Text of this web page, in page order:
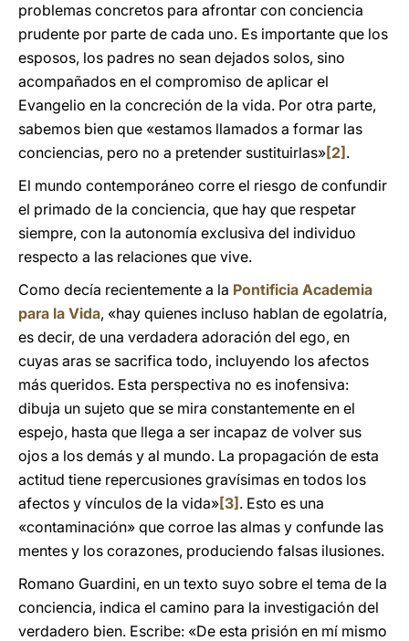
problemas concretos para afrontar con conciencia
prudente por parte de cada uno. Es importante que los
esposos, los padres no sean dejados solos, sino
acompañados en el compromiso de aplicar el
Evangelio en la concreción de la vida. Por otra parte,
sabemos bien que «estamos llamados a formar las
conciencias, pero no a pretender sustituirlas»[2] .
El mundo contemporáneo corre el riesgo de confundir
el primado de la conciencia, que hay que respetar
siempre, con la autonomía exclusiva del individuo
respecto a las relaciones que vive.
Como decía recientemente a la Pontificia Academia
para la Vida, «hay quienes incluso hablan de egolatría,
es decir, de una verdadera adoración del ego, en
cuyas aras se sacrifica todo, incluyendo los afectos
más queridos. Esta perspectiva no es inofensiva:
dibuja un sujeto que se mira constantemente en el
espejo, hasta que llega a ser incapaz de volver sus
ojos a los demás y al mundo. La propagación de esta
actitud tiene repercusiones gravísimas en todos los
afectos y vínculos de la vida»[3] . Esto es una
«contaminación» que corroe las almas y confunde las
mentes y los corazones, produciendo falsas ilusiones.
Romano Guardini, en un texto suyo sobre el tema de la
conciencia, indica el camino para la investigación del
verdadero bien. Escribe: «De esta prisión en mí mismo